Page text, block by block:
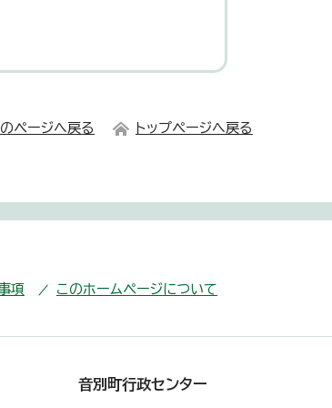
ページへ戻る トップページへ戻る
項 このホームページについて
音別町行政センター